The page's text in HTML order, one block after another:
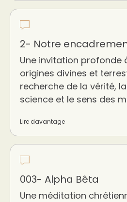
2- Notre
Une invitation profonde
origines divines et
recherche de la vérité,
science et le sens des
Lire davantage
003- Alpha Bêta
Une méditation